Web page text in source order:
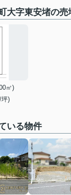
大字東安堵の
㎡)
坪)
いる物件